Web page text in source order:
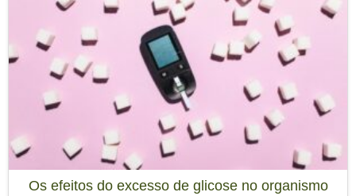
Os efeitos do excesso de glicose no organismo